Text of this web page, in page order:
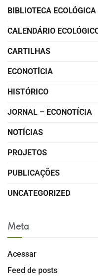
BIBLIOTECA ECOLÓGICA
CALENDÁRIO
CARTILHAS
ECONOTÍCIA
HISTÓRICO
JORNAL – ECONOTÍCIA
NOTÍCIAS
PROJETOS
PUBLICAÇÕES
UNCATEGORIZED
Meta
Acessar
Feed de posts